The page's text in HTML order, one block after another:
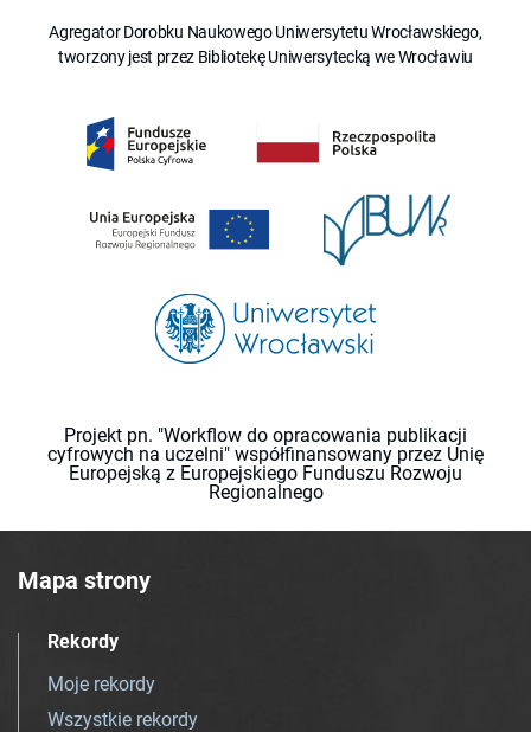
Agregator Dorobku Naukowego Uniwersytetu Wrocławskiego,
tworzony jest przez Bibliotekę Uniwersytecką we Wrocławiu
Projekt pn. "Workflow do opracowania publikacji
cyfrowych na uczelni" współfinansowany przez Unię
Europejską z Europejskiego Funduszu Rozwoju
Regionalnego
Mapa strony
Rekordy
Moje rekordy
Wszystkie rekordy